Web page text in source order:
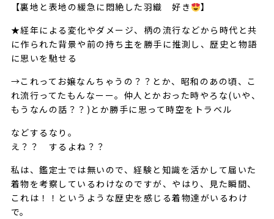
【裏地と表地の緩急に悶絶した羽織 好き
】
★経年による変化やダメージ、柄の流行などから時代と共
に作られた背景や前の持ち主を勝手に推測し、歴史と物語
に思いを馳せる
→これってお嬢なんちゃうの？？とか、昭和のあの頃、こ
れ流行ってたもんなーー。仲人とかおった時やろな(いや、
もうなんの話？？)とか勝手に思って時空をトラベル
などするなり。
え？？ するよね？？
私は、鑑定士では無いので、経験と知識を活かして届いた
着物を考察しているわけなのですが、やはり、見た瞬間、
これは！！というような歴史を感じる着物達がいるわけ
で。